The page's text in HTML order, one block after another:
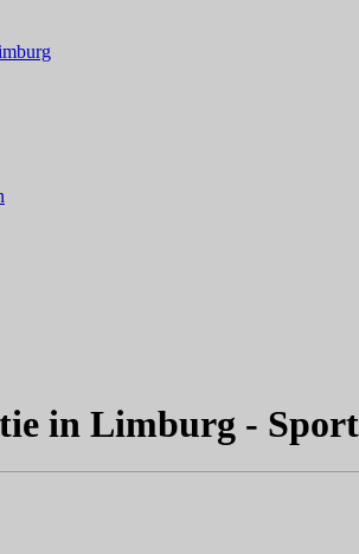
in Limburg -